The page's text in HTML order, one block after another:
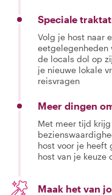
Speciale
Volg je host naar
eetgelegenheden
de locals dol op
je nieuwe lokale
reisvragen
Meer dingen
Met meer tijd
host voor je heeft
host van je keuze
Maak het van